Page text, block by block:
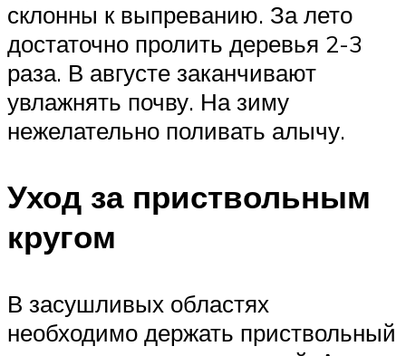
склонны к выпреванию. За лето
достаточно пролить деревья 2-3
раза. В августе заканчивают
увлажнять почву. На зиму
нежелательно поливать алычу.
Уход за приствольным
кругом
В засушливых областях
необходимо держать приствольный